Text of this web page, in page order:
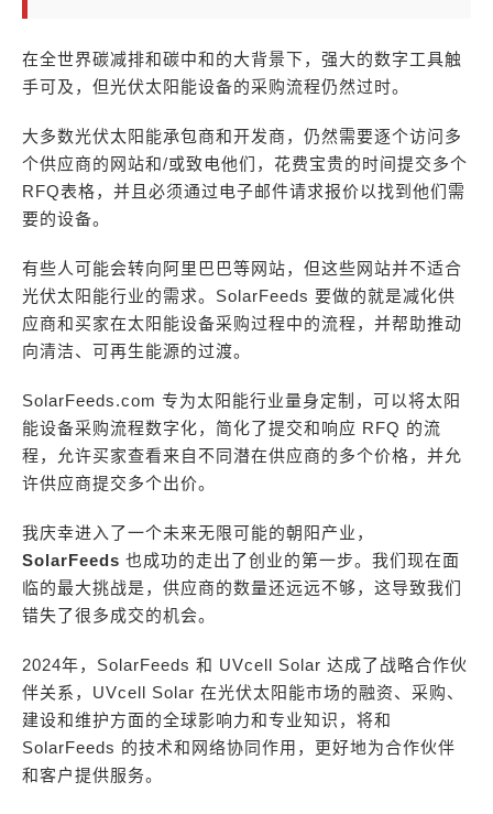
在全世界碳减排和碳中和的大背景下，强大的数字工具触
手可及，但光伏太阳能设备的采购流程仍然过时。
大多数光伏太阳能承包商和开发商，仍然需要逐个访问多
个供应商的网站和/或致电他们，花费宝贵的时间提交多个
RFQ表格，并且必须通过电子邮件请求报价以找到他们需
要的设备。
有些人可能会转向阿里巴巴等网站，但这些网站并不适合
光伏太阳能行业的需求。SolarFeeds 要做的就是减化供
应商和买家在太阳能设备采购过程中的流程，并帮助推动
向清洁、可再生能源的过渡。
SolarFeeds.com 专为太阳能行业量身定制，可以将太阳
能设备采购流程数字化，简化了提交和响应 RFQ 的流
程，允许买家查看来自不同潜在供应商的多个价格，并允
许供应商提交多个出价。
我庆幸进入了一个未来无限可能的朝阳产业，
SolarFeeds 也成功的走出了创业的第一步。我们现在面
临的最大挑战是，供应商的数量还远远不够，这导致我们
错失了很多成交的机会。
2024年，SolarFeeds 和 UVcell Solar 达成了战略合作伙
伴关系，UVcell Solar 在光伏太阳能市场的融资、采购、
建设和维护方面的全球影响力和专业知识，将和
SolarFeeds 的技术和网络协同作用，更好地为合作伙伴
和客户提供服务。